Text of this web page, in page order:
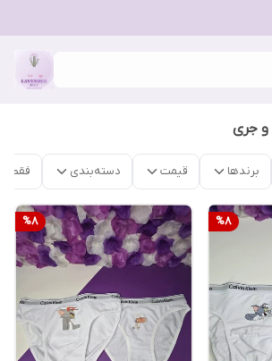
جری
برندها قیمت دسته‌بندی فقط
%8
%8